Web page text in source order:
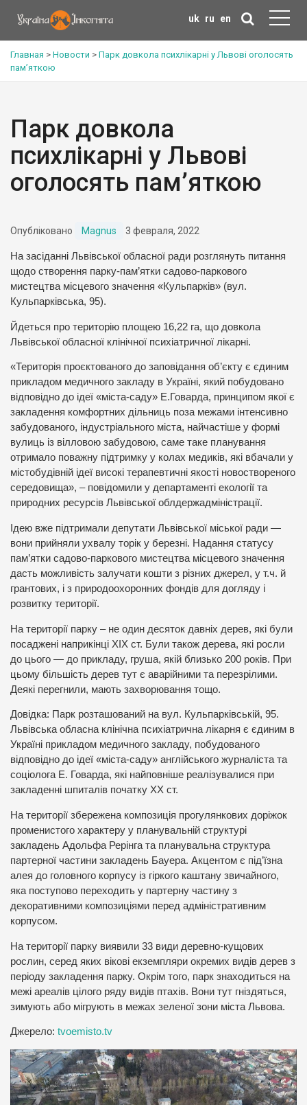
uk ru en
Главная > Новости > Парк довкола психлікарні у Львові оголосять
пам’яткою
Парк довкола
психлікарні у Львові
оголосять пам’яткою
Опубліковано Magnus 3 февраля, 2022
На засіданні Львівської обласної ради розглянуть питання
щодо створення парку-пам’ятки садово-паркового
мистецтва місцевого значення «Кульпарків» (вул.
Кульпарківська, 95).
Йдеться про територію площею 16,22 га, що довкола
Львівської обласної клінічної психіатричної лікарні.
«Територія проєктованого до заповідання об’єкту є єдиним
прикладом медичного закладу в Україні, який побудовано
відповідно до ідеї «міста-саду» Е.Говарда, принципом якої є
закладення комфортних дільниць поза межами інтенсивно
забудованого, індустріального міста, найчастіше у формі
вулиць із вілловою забудовою, саме таке планування
отримало поважну підтримку у колах медиків, які вбачали у
містобудівній ідеї високі терапевтичні якості новоствореного
середовища», – повідомили у департаменті екології та
природних ресурсів Львівської облдержадміністрації.
Ідею вже підтримали депутати Львівської міської ради —
вони прийняли ухвалу торік у березні. Надання статусу
пам’ятки садово-паркового мистецтва місцевого значення
дасть можливість залучати кошти з різних джерел, у т.ч. й
грантових, і з природоохоронних фондів для догляду і
розвитку території.
На території парку – не один десяток давніх дерев, які були
посаджені наприкінці XIX ст. Були також дерева, які росли
до цього — до прикладу, груша, якій близько 200 років. При
цьому більшість дерев тут є аварійними та перезрілими.
Деякі перегнили, мають захворювання тощо.
Довідка: Парк розташований на вул. Кульпарківській, 95.
Львівська обласна клінічна психіатрична лікарня є єдиним в
Україні прикладом медичного закладу, побудованого
відповідно до ідеї «міста-саду» англійського журналіста та
соціолога Е. Говарда, які найповніше реалізувалися при
закладенні шпиталів початку ХХ ст.
На території збережена композиція прогулянкових доріжок
променистого характеру у планувальній структурі
закладень Адольфа Рерінга та планувальна структура
партерної частини закладень Бауера. Акцентом є під’їзна
алея до головного корпусу із гіркого каштану звичайного,
яка поступово переходить у партерну частину з
декоративними композиціями перед адміністративним
корпусом.
На території парку виявили 33 види деревно-кущових
рослин, серед яких вікові екземпляри окремих видів дерев з
періоду закладення парку. Окрім того, парк знаходиться на
межі ареалів цілого ряду видів птахів. Вони тут гніздяться,
зимують або мігрують в межах зеленої зони міста Львова.
Джерело: tvoemisto.tv